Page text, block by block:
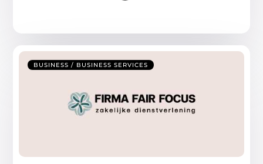
BUSINESS / BUSINESS SERVICES